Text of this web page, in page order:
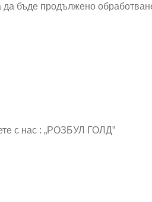
продължено
с нас : „РОЗБУЛ ГОЛД”